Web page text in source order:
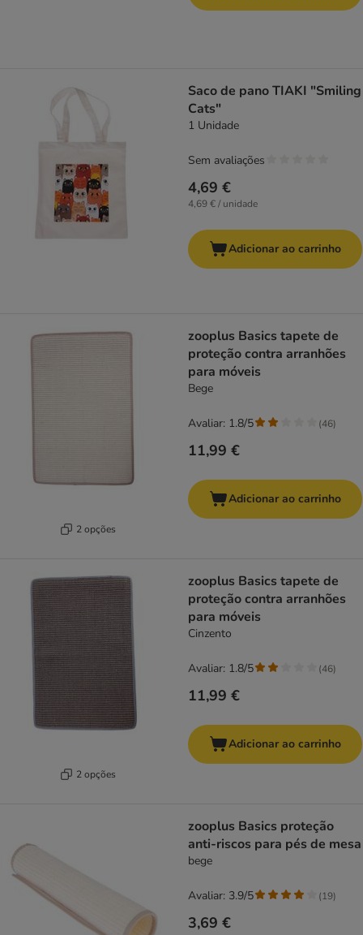
Saco de pano TIAKI "Smiling
Cats"
1 Unidade
4,69 €
4,69 € / unidade
Sem avaliações
Adicionar ao carrinho
2 opções
zooplus Basics tapete de
proteção contra arranhões
para móveis
Bege
11,99 €
Avaliar: 1.8/5 (46)
Adicionar ao carrinho
2 opções
zooplus Basics tapete de
proteção contra arranhões
para móveis
Cinzento
11,99 €
Avaliar: 1.8/5 (46)
Adicionar ao carrinho
zooplus Basics proteção
anti-riscos para pés de mesa
bege
3,69 €
Avaliar: 3.9/5 (19)